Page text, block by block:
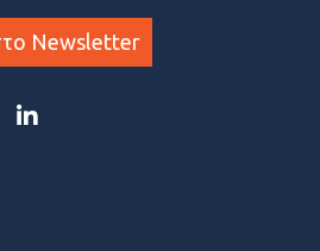
Newsletter